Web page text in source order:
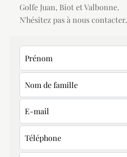
Golfe Juan, Biot et Valbonne.
N'hésitez pas à nous contacter.